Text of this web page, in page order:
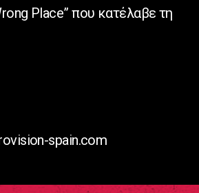
Place” που κατέλαβε τη
spain.com